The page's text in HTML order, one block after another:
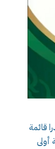
قائمة
أولى